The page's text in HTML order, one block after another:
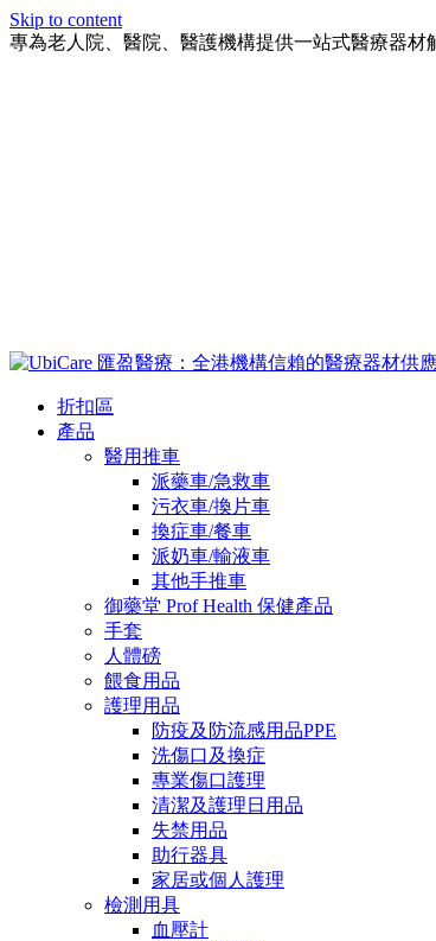
Skip to content
專為老人院、醫院、醫護機構提供一站式醫療器
折扣區
產品
醫用推車
派藥車/急救車
污衣車/換片車
換症車/餐車
派奶車/輸液車
其他手推車
御藥堂 Prof Health 保健產品
手套
人體磅
餵食用品
護理用品
防疫及防流感用品PPE
洗傷口及換症
專業傷口護理
清潔及護理日用品
失禁用品
助行器具
家居或個人護理
檢測用具
血壓計